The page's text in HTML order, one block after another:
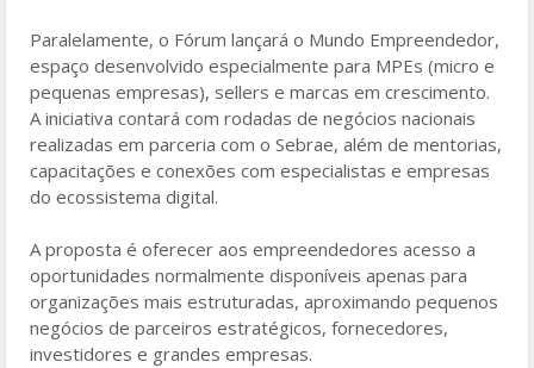
Paralelamente, o Fórum lançará o Mundo Empreendedor,
espaço desenvolvido especialmente para MPEs (micro e
pequenas empresas), sellers e marcas em crescimento.
A iniciativa contará com rodadas de negócios nacionais
realizadas em parceria com o Sebrae, além de mentorias,
capacitações e conexões com especialistas e empresas
do ecossistema digital.
A proposta é oferecer aos empreendedores acesso a
oportunidades normalmente disponíveis apenas para
organizações mais estruturadas, aproximando pequenos
negócios de parceiros estratégicos, fornecedores,
investidores e grandes empresas.